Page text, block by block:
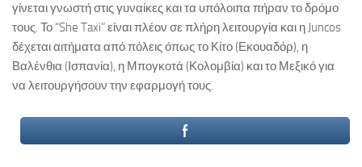
γίνεται γνωστή στις γυναίκες και τα υπόλοιπα πήραν το δρόμο
τους. Το “She Taxi” είναι πλέον σε πλήρη λειτουργία και η Juncos
δέχεται αιτήματα από πόλεις όπως το Κίτο (Εκουαδόρ), η
Βαλένθια (Ισπανία), η Μπογκοτά (Κολομβία) και το Μεξικό για
να λειτουργήσουν την εφαρμογή τους.